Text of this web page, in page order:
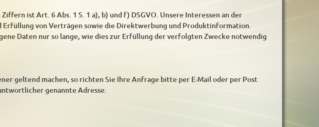
ist Art. 6 Abs. 1 S. 1 a), b) und f) DSGVO. Unsere Interessen an der
Erfüllung von Verträgen sowie die Direktwerbung und Produktinformation.
Daten nur so lange, wie dies zur Erfüllung der verfolgten Zwecke notwendig
geltend machen, so richten Sie Ihre Anfrage bitte per E-Mail oder per Post
genannte Adresse.